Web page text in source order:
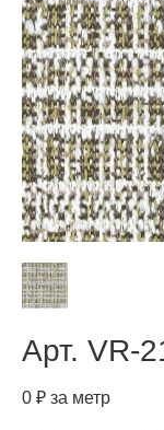
Арт. VR-
0 ₽ за метр